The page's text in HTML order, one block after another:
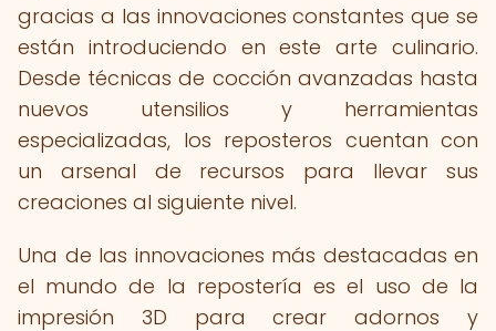
gracias a las innovaciones constantes que se
están introduciendo en este arte culinario.
Desde técnicas de cocción avanzadas hasta
nuevos utensilios y herramientas
especializadas, los reposteros cuentan con
un arsenal de recursos para llevar sus
creaciones al siguiente nivel.
Una de las innovaciones más destacadas en
el mundo de la repostería es el uso de la
impresión 3D para crear adornos y